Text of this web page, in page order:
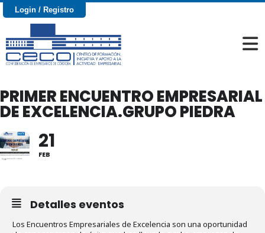
Login / Registro
PRIMER ENCUENTRO EMPRESARIAL
DE EXCELENCIA.GRUPO PIEDRA
21
FEB
Detalles eventos
Los Encuentros Empresariales de Excelencia son una oportunidad